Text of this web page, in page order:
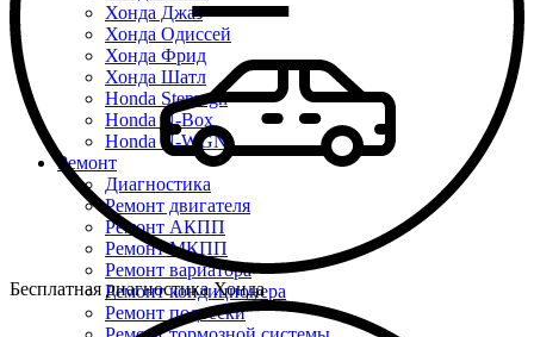
Хонда Джаз
Хонда Одиссей
Хонда Фрид
Хонда Шатл
Honda Stepwgn
Honda N-Box
Honda N-WGN
Ремонт
Диагностика
Ремонт двигателя
Ремонт АКПП
Ремонт МКПП
Ремонт вариатора
Ремонт кондиционера
Ремонт подвески
Бесплатная диагностика Хонда